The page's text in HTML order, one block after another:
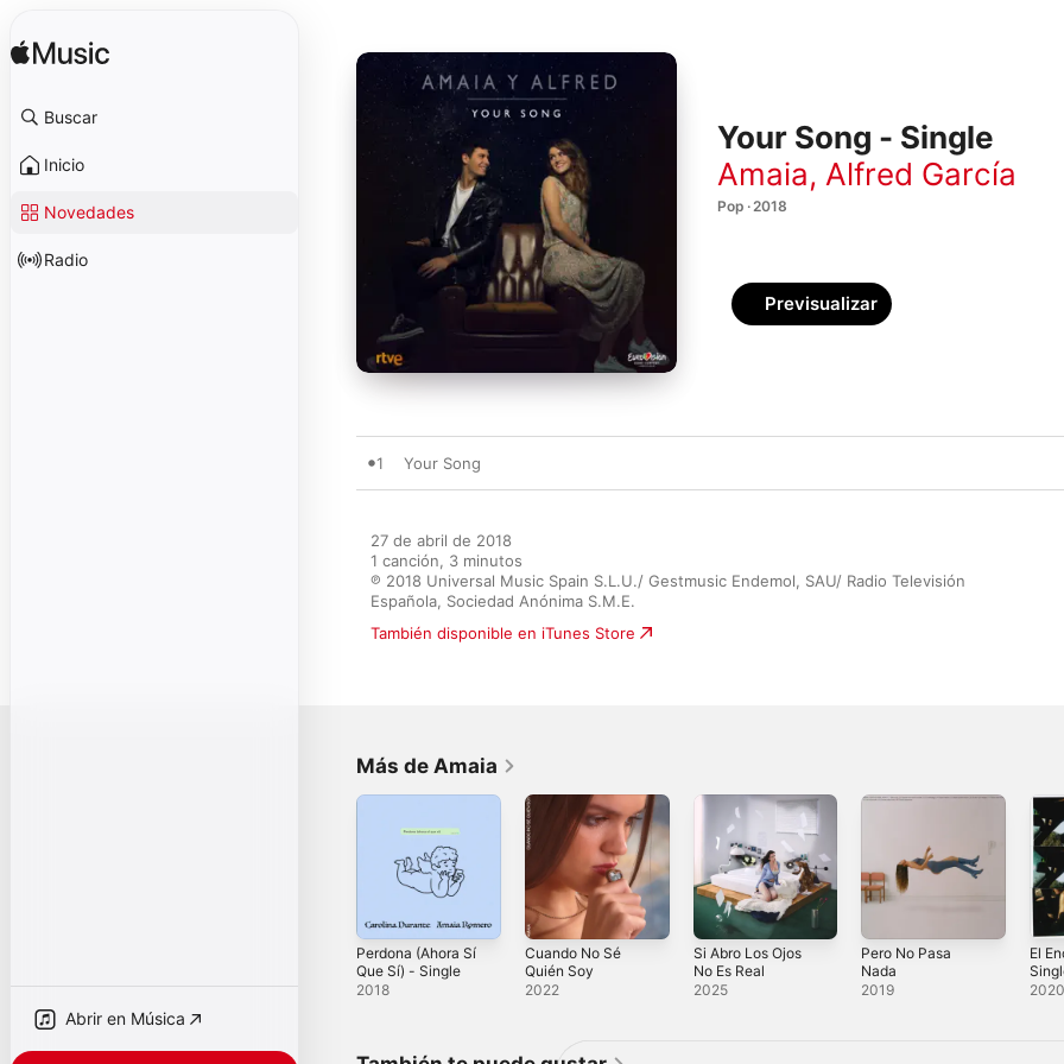
Buscar
Inicio
Novedades
Radio
Abrir en Música
Your Song - Single
Amaia, Alfred García
Pop · 2018
Previsualizar
1 Your Song
27 de abril de 2018
1 canción, 3 minutos
℗ 2018 Universal Music Spain S.L.U./ Gestmusic Endemol, SAU/ Radio Televisión
Española, Sociedad Anónima S.M.E.
También disponible en iTunes Store
Más de Amaia
Perdona (Ahora Sí
Que Sí) - Single
2018
Cuando No Sé
Quién Soy
2022
Si Abro Los Ojos
No Es Real
2025
Pero No Pasa
Nada
2019
El